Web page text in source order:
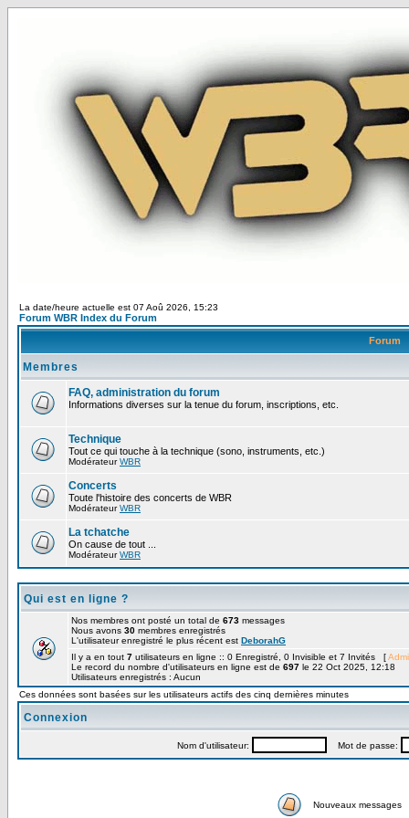
La date/heure actuelle est 07 Aoû 2026, 15:23
Forum WBR Index du Forum
Forum
Membres
FAQ, administration du forum
Informations diverses sur la tenue du forum, inscriptions, etc.
Technique
Tout ce qui touche à la technique (sono, instruments, etc.)
ModérateurWBR
Concerts
Toute l'histoire des concerts de WBR
ModérateurWBR
La tchatche
On cause de tout ...
ModérateurWBR
Qui est en ligne ?
Nos membres ont posté un total de 673 messages
Nous avons 30 membres enregistrés
L'utilisateur enregistré le plus récent est DeborahG
Il y a en tout 7 utilisateurs en ligne :: 0 Enregistré, 0 Invisible et 7 Invités [
Le record du nombre d'utilisateurs en ligne est de 697 le 22 Oct 2025, 12:18
Utilisateurs enregistrés : Aucun
Ces données sont basées sur les utilisateurs actifs des cinq dernières minutes
Connexion
Nom d'utilisateur: Mot de passe:
Nouveaux messages